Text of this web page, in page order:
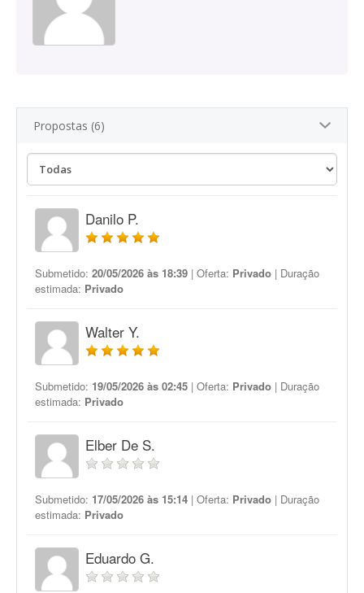
Propostas (6)
Danilo P.
Submetido: 20/05/2026 às 18:39 | Oferta: Privado | Duração
estimada: Privado
Walter Y.
Submetido: 19/05/2026 às 02:45 | Oferta: Privado | Duração
estimada: Privado
Elber De S.
Submetido: 17/05/2026 às 15:14 | Oferta: Privado | Duração
estimada: Privado
Eduardo G.